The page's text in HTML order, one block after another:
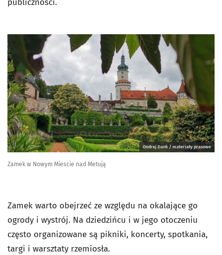
Ondrej Dank / materiały prasowe
Zamek w Nowym Miescie nad Metują
Zamek warto obejrzeć ze względu na okalające go
ogrody i wystrój. Na dziedzińcu i w jego otoczeniu
często organizowane są pikniki, koncerty, spotkania,
targi i warsztaty rzemiosła.